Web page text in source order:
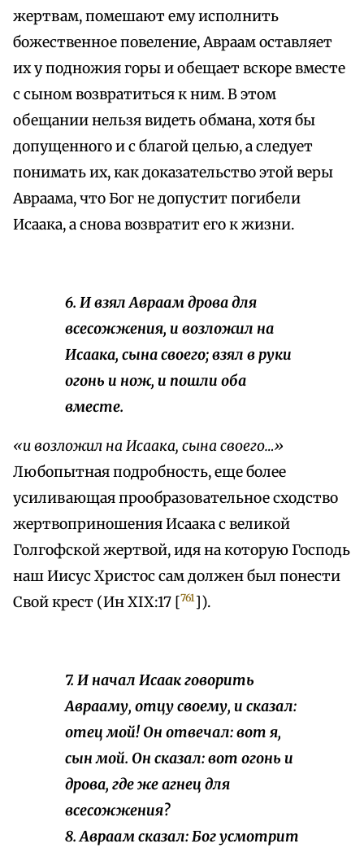
жертвам, помешают ему исполнить
божественное повеление, Авраам оставляет
их у подножия горы и обещает вскоре вместе
с сыном возвратиться к ним. В этом
обещании нельзя видеть обмана, хотя бы
допущенного и с благой целью, а следует
понимать их, как доказательство этой веры
Авраама, что Бог не допустит погибели
Исаака, а снова возвратит его к жизни.
6. И взял Авраам дрова для
всесожжения, и возложил на
Исаака, сына своего; взял в руки
огонь и нож, и пошли оба
вместе.
«и возложил на Исаака, сына своего…»
Любопытная подробность, еще более
усиливающая прообразовательное сходство
жертвоприношения Исаака с великой
Голгофской жертвой, идя на которую Господь
наш Иисус Христос сам должен был понести
Свой крест (Ин XIX:17 [761]).
7. И начал Исаак говорить
Аврааму, отцу своему, и сказал:
отец мой! Он отвечал: вот я,
сын мой. Он сказал: вот огонь и
дрова, где же агнец для
всесожжения?
8. Авраам сказал: Бог усмотрит